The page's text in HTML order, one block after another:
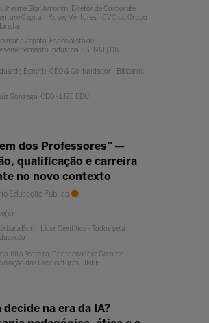
Skaf Amorim, Diretor de Corporate
Capital - Rosey Ventures - CVC do Grupo
Zapata, Especialista de
Industrial - SENAI | DN
Benetti, CEO & Co-fundador - Bitlearns
Gonzaga, CEO - LIZE EDU
dos Professores” —
qualificação e carreira
no novo contexto
Educação Pública
Born, Líder Científica - Todos pela
Júlia Pedreira, Coordenadora Geral de
das Livenciaturas - INEP
decide na era da IA?